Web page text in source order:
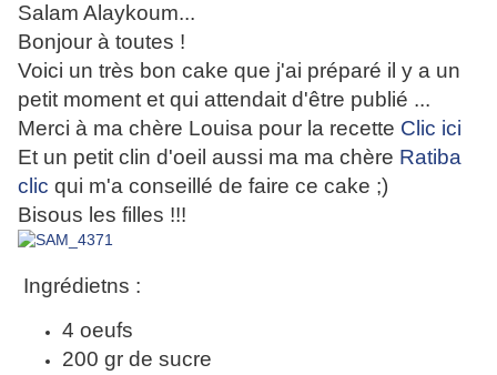
Salam Alaykoum...
Bonjour à toutes !
Voici un très bon cake que j'ai préparé il y a un
petit moment et qui attendait d'être publié ...
Merci à ma chère Louisa pour la recette Clic ici
Et un petit clin d'oeil aussi ma ma chère Ratiba
clic qui m'a conseillé de faire ce cake ;)
Bisous les filles !!!
Ingrédietns :
4 oeufs
200 gr de sucre